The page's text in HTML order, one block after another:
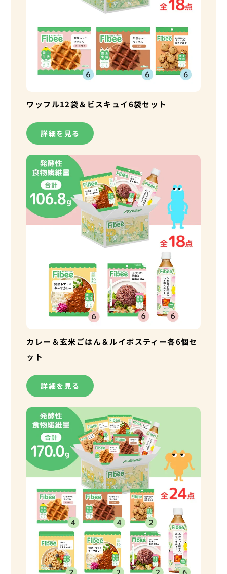
ワッフル12袋＆ビスキュイ6袋セット
詳細を見る
カレー＆玄米ごはん＆ルイボスティー各6個セ
ット
詳細を見る